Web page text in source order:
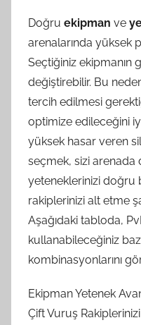
Doğru ekipman ve
arenalarında yüksek
Seçtiğiniz ekipmanın
değiştirebilir. Bu
tercih edilmesi
optimize edileceğini
yüksek hasar veren
seçmek, sizi arenada
yeteneklerinizi doğru
rakiplerinizi alt etme
Aşağıdaki tabloda,
kullanabileceğiniz
kombinasyonlarını
Ekipman Yetenek
Çift Vuruş Rakiplerinizi